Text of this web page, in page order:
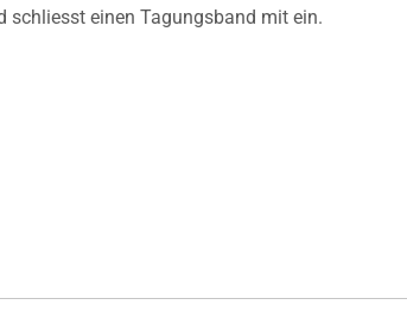
schliesst einen Tagungsband mit ein.